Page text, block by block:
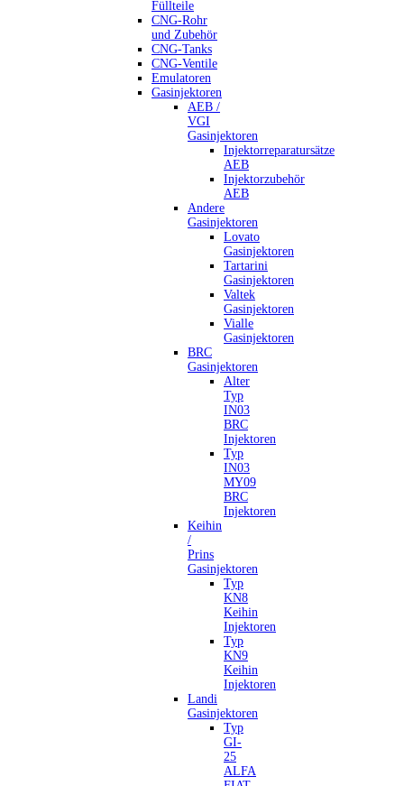
Füllteile
CNG-Rohr
und Zubehör
CNG-Tanks
CNG-Ventile
Emulatoren
Gasinjektoren
AEB /
VGI
Gasinjektoren
Injektorreparatursätze
AEB
Injektorzubehör
AEB
Andere
Gasinjektoren
Lovato
Gasinjektoren
Tartarini
Gasinjektoren
Valtek
Gasinjektoren
Vialle
Gasinjektoren
BRC
Gasinjektoren
Alter
Typ
IN03
BRC
Injektoren
Typ
IN03
MY09
BRC
Injektoren
Keihin
/
Prins
Gasinjektoren
Typ
KN8
Keihin
Injektoren
Typ
KN9
Keihin
Injektoren
Landi
Gasinjektoren
Typ
GI-
25
ALFA